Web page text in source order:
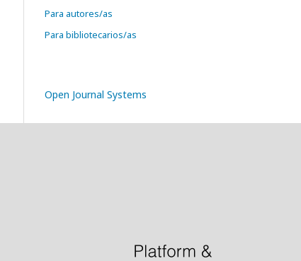
Para autores/as
Para bibliotecarios/as
Open Journal Systems